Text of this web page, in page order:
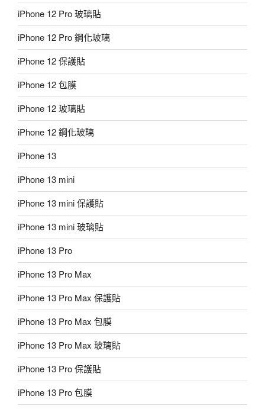
iPhone 12 Pro 玻璃貼
iPhone 12 Pro 鋼化玻璃
iPhone 12 保護貼
iPhone 12 包膜
iPhone 12 玻璃貼
iPhone 12 鋼化玻璃
iPhone 13
iPhone 13 mini
iPhone 13 mini 保護貼
iPhone 13 mini 玻璃貼
iPhone 13 Pro
iPhone 13 Pro Max
iPhone 13 Pro Max 保護貼
iPhone 13 Pro Max 包膜
iPhone 13 Pro Max 玻璃貼
iPhone 13 Pro 保護貼
iPhone 13 Pro 包膜